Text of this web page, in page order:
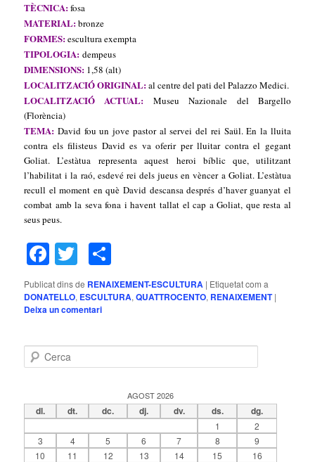
TÈCNICA:fosa
MATERIAL:bronze
FORMES:escultura exempta
TIPOLOGIA:dempeus
DIMENSIONS: 1,58 (alt)
LOCALITZACIÓ ORIGINAL:al centre del pati del Palazzo Medici.
LOCALITZACIÓ ACTUAL: Museu Nazionale del Bargello
(Florència)
TEMA: David fou un jove pastor al servei del rei Saül. En la lluita
contra els filisteus David es va oferir per lluitar contra el gegant
Goliat. L’estàtua representa aquest heroi bíblic que, utilitzant
l’habilitat i la raó, esdevé rei dels jueus en vèncer a Goliat. L’estàtua
recull el moment en què David descansa després d’haver guanyat el
combat amb la seva fona i havent tallat el cap a Goliat, que resta al
seus peus.
Facebook
Twitter
Publicat dins de RENAIXEMENT-ESCULTURA | Etiquetat com a
DONATELLO, ESCULTURA,QUATTROCENTO, RENAIXEMENT |
Deixa un comentari
e
a
AGOST 2026
dl. dt. dc. dj. dv. ds. dg.
1
2
3
4 5 6 7 8
9
10
11 12 13 14 15
16